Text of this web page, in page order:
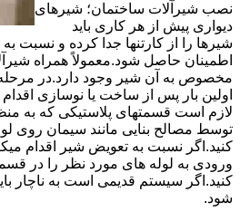
نصب شیرآلات ساختمان؛ شیرهای
دیواری پیش از هر کاری باید
شیرها را از کارتنها جدا کرده و نسبت به
اطمینان حاصل شود.معمولاً همراه
مخصوص به آن شیر وجود دارد.در
اولین بار پس از ساخت یا نوسازی
لازم است قسمتهای پلاستیکی که به
توسط مصالح بنایی مانند سیمان روی
کنید.اگر نسبت به تعویض شیر اقدام
ورودی به لوله های مورد نظر را در
کنید.اگر سیستم قدیمی است به ناچار
شود.